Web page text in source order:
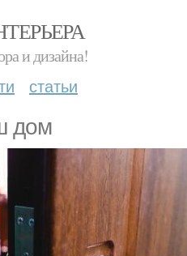
и дизайна!
статьи
дом